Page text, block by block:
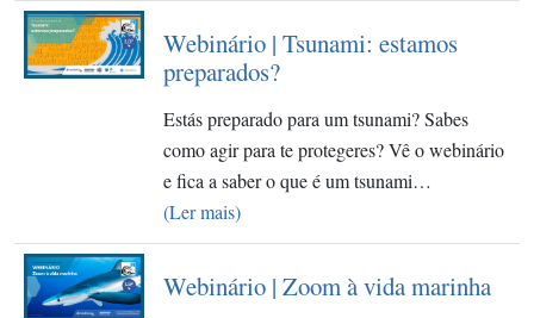
Webinário | Tsunami: estamos
preparados?
Estás preparado para um tsunami? Sabes
como agir para te protegeres? Vê o webinário
e fica a saber o que é um tsunami…
(Ler mais)
Webinário | Zoom à vida marinha